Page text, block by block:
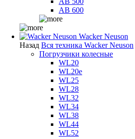
AB 600
Wacker Neuson
Назад Вся техника Wacker Neuson
Погрузчики колесные
WL20
WL20e
WL25
WL28
WL32
WL34
WL38
WL44
WL52